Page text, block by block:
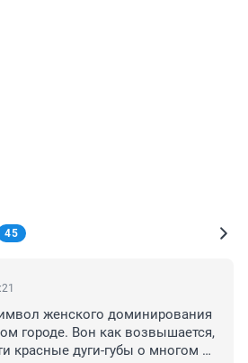
45
женского доминирования
городе. Вон как возвышается,
красные дуги-губы о многом